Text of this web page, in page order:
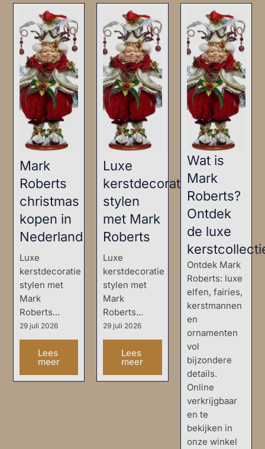
Mark
Roberts
christmas
kopen in
Nederland
Luxe
kerstdecoratie
stylen met
Mark
Roberts...
29 juli 2026
Lees
meer
Luxe
kerstdecoratie
stylen
met Mark
Roberts
Luxe
kerstdecoratie
stylen met
Mark
Roberts...
29 juli 2026
Lees
meer
Wat is
Mark
Roberts?
Ontdek
de luxe
Ontdek Mark
Roberts: luxe
elfen, fairies,
kerstmannen
en
ornamenten
vol
bijzondere
details.
Online
verkrijgbaar
en te
bekijken in
onze winkel